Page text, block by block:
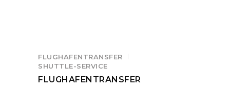
FLUGHAFENTRANSFER
SHUTTLE-SERVICE
FLUGHAFENTRANSFER